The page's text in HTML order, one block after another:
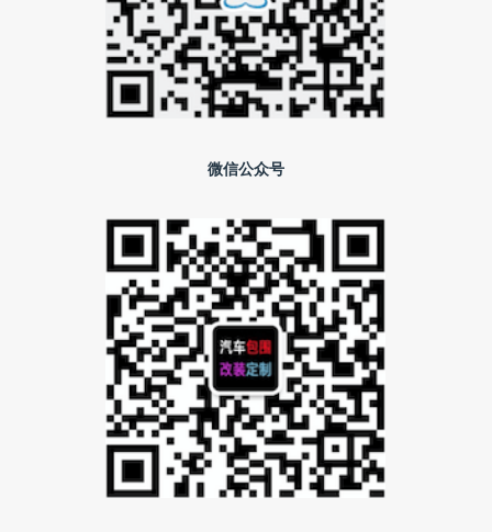
微信公众号